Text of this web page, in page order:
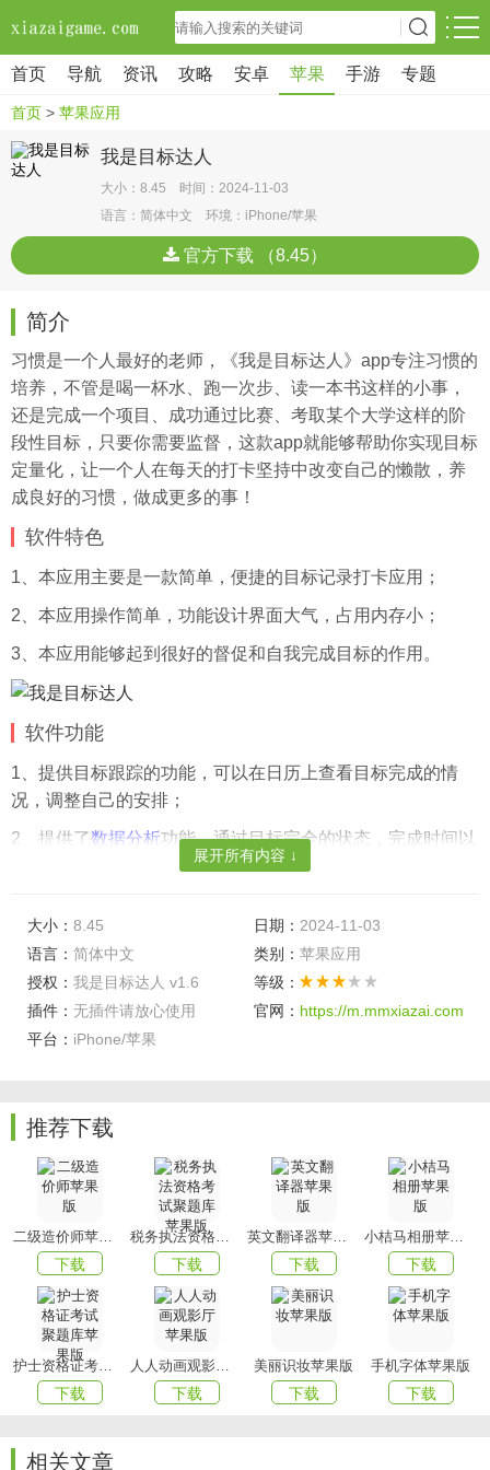
首页 导航 资讯 攻略 安卓 苹果 手游 专题
首页 > 苹果应用
我是目标达人
大小：8.45 时间：2024-11-03
语言：简体中文 环境：iPhone/苹果
官方下载 （8.45）
简介
习惯是一个人最好的老师，《我是目标达人》app专注习惯的
培养，不管是喝一杯水、跑一次步、读一本书这样的小事，
还是完成一个项目、成功通过比赛、考取某个大学这样的阶
段性目标，只要你需要监督，这款app就能够帮助你实现目标
定量化，让一个人在每天的打卡坚持中改变自己的懒散，养
成良好的习惯，做成更多的事！
软件特色
1、本应用主要是一款简单，便捷的目标记录打卡应用；
2、本应用操作简单，功能设计界面大气，占用内存小；
3、本应用能够起到很好的督促和自我完成目标的作用。
软件功能
1、提供目标跟踪的功能，可以在日历上查看目标完成的情
况，调整自己的安排；
2、提供了数据分析功能，通过目标完全的状态，完成时间以
分享您的快乐；
软件亮点
2、不管是学习还是健身，只要你需要监督功能，就可以前来
体验。
以上就是我是目标达人的全部内容了，赶快收藏
mmxiazai吧
下载更多软件和游戏吧！
展开所有内容 ↓
大小： 8.45 日期： 2024-11-03
语言： 简体中文 类别： 苹果应用
授权： 我是目标达人 v1.6
等级：
插件： 无插件请放心使用 官网： https://m.mmxiazai.com
平台： iPhone/苹果
推荐下载
二级造价师苹果版
下载
税务执法资格考试聚题库苹果版
下载
英文翻译器苹果版
下载
小桔马相册苹果版
下载
护士资格证考试聚题库苹果版
下载
人人动画观影厅苹果版
下载
美丽识妆苹果版
下载
手机字体苹果版
下载
相关文章